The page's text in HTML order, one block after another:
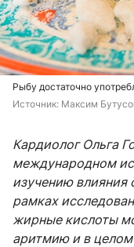
Рыбу достаточно
Источник: Максим
Кардиолог Ольга
международном
изучению влияния
рамках
жирные кислоты
аритмию и в